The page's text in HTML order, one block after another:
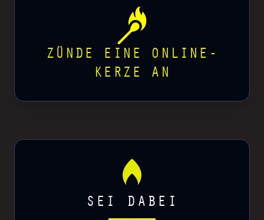
ZÜNDE EINE ONLINE-
KERZE AN
SEI DABEI